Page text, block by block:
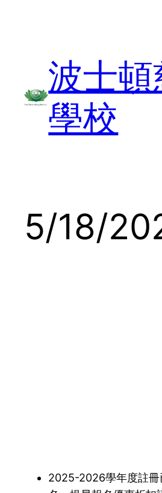
波士
學校
5/18/
2025-2026學年度註冊